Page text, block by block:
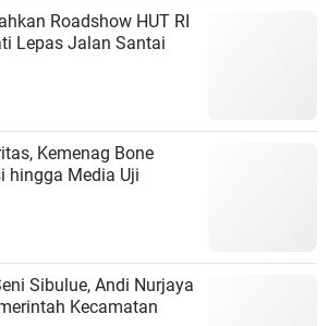
Roadshow HUT RI
Lepas Jalan Santai
Kemenag Bone
hingga Media Uji
Sibulue, Andi Nurjaya
Kecamatan